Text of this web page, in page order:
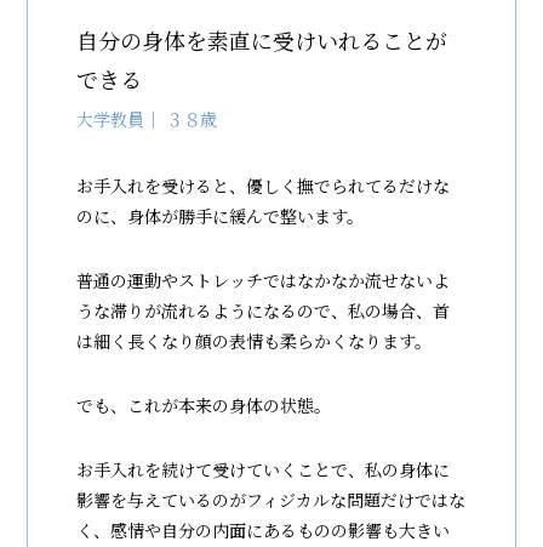
自分の身体を素直に受けいれることが
できる
大学教員｜ ３８歳
お手入れを受けると、優しく撫でられてるだけな
のに、身体が勝手に緩んで整います。
普通の運動やストレッチではなかなか流せないよ
うな滞りが流れるようになるので、私の場合、首
は細く長くなり顔の表情も柔らかくなります。
でも、これが本来の身体の状態。
お手入れを続けて受けていくことで、私の身体に
影響を与えているのがフィジカルな問題だけではな
く、感情や自分の内面にあるものの影響も大きい